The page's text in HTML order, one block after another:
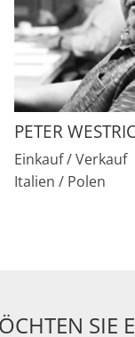
PETER
Einkauf / Verkauf
Italien / Polen
SIE